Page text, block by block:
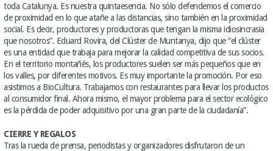
toda Catalunya. Es nuestra quintaesencia. No sólo defendemos el comercio
de proximidad en lo que atañe a las distancias, sino también en la proximidad
social. Es decir, productores y productoras que tengan la misma idiosincrasia
que nosotros”. Eduard Rovira, del Clúster de Muntanya, dijo que “el clúster
es una entidad que trabaja para mejorar la calidad competitiva de sus socios.
En el territorio montañés, los productores suelen ser más pequeños que en
los valles, por diferentes motivos. Es muy importante la promoción. Por eso
asistimos a BioCultura. Trabajamos con restaurantes para llevar los productos
al consumidor final. Ahora mismo, el mayor problema para el sector ecológico
es la pérdida de poder adquisitivo por una gran parte de la ciudadanía”.
CIERRE Y REGALOS
Tras la rueda de prensa, periodistas y organizadores disfrutaron de un